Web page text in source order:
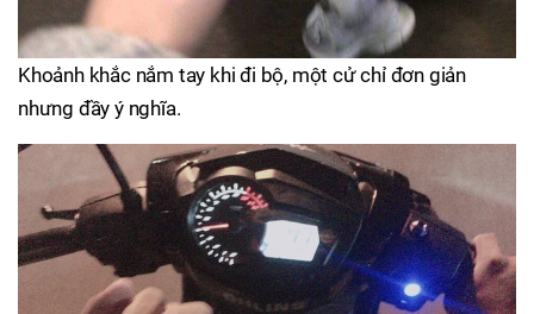
Khoảnh khắc nắm tay khi đi bộ, một cử chỉ đơn giản
nhưng đầy ý nghĩa.